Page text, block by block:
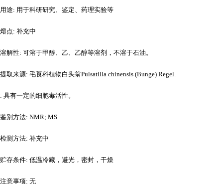
用途: 用于科研研究、鉴定、药理实验等
熔点: 补充中
溶解性: 可溶于甲醇、乙、乙醇等溶剂，不溶于石油。
提取来源: 毛莨科植物白头翁Pulsatilla chinensis (Bunge) Regel.
: 具有一定的细胞毒活性。
鉴别方法: NMR; MS
检测方法: 补充中
贮存条件: 低温冷藏，避光，密封，干燥
注意事项: 无